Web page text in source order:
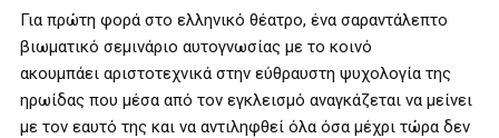
Για πρώτη φορά στο ελληνικό θέατρο, ένα σαραντάλεπτο
βιωματικό σεμινάριο αυτογνωσίας με το κοινό
ακουμπάει αριστοτεχνικά στην εύθραυστη ψυχολογία της
ηρωίδας που μέσα από τον εγκλεισμό αναγκάζεται να μείνει
με τον εαυτό της και να αντιληφθεί όλα όσα μέχρι τώρα δεν